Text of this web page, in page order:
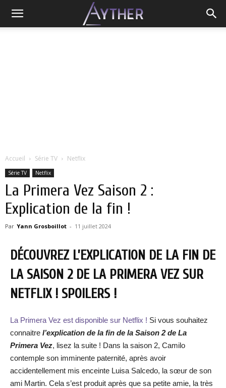
Accueil Série TV Netflix
Série TV Netflix
La Primera Vez Saison 2 :
Explication de la fin !
Par Yann Grosboillot - 11 juillet 2024
DÉCOUVREZ L’EXPLICATION DE LA FIN DE
LA SAISON 2 DE LA PRIMERA VEZ SUR
NETFLIX ! SPOILERS !
La Primera Vez est disponible sur Netflix ! Si vous souhaitez
connaitre l’explication de la fin de la Saison 2 de La
Primera Vez, lisez la suite ! Dans la saison 2, Camilo
contemple son imminente paternité, après avoir
accidentellement mis enceinte Luisa Salcedo, la sœur de son
ami Martin. Cela s’est produit après que sa petite amie, la très